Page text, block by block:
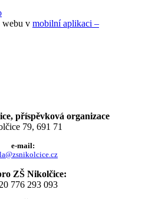
webu v mobilní aplikaci –
příspěvková organizace
79, 691 71
e-mail:
ZŠ Nikolčice:
776 293 093